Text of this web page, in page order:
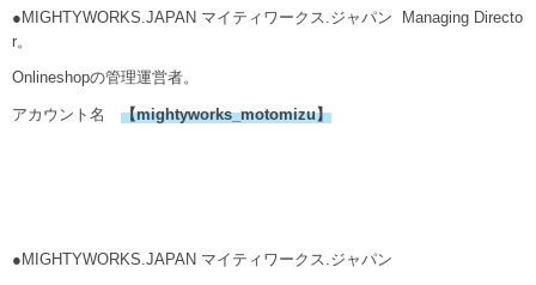
●MIGHTYWORKS.JAPAN マイティワークス.ジャパン Managing Directo
r。
Onlineshopの管理運営者。
アカウント名 【mightyworks_motomizu】
●MIGHTYWORKS.JAPAN マイティワークス.ジャパン